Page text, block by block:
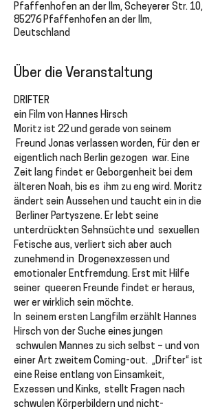
Pfaffenhofen an der Ilm, Scheyerer Str. 10,
85276 Pfaffenhofen an der Ilm,
Deutschland
Über die Veranstaltung
DRIFTER
ein Film von Hannes Hirsch
Moritz ist 22 und gerade von seinem
Freund Jonas verlassen worden, für den er
eigentlich nach Berlin gezogen  war. Eine
Zeit lang findet er Geborgenheit bei dem
älteren Noah, bis es  ihm zu eng wird. Moritz
ändert sein Aussehen und taucht ein in die
Berliner Partyszene. Er lebt seine
unterdrückten Sehnsüchte und  sexuellen
Fetische aus, verliert sich aber auch
zunehmend in  Drogenexzessen und
emotionaler Entfremdung. Erst mit Hilfe
seiner  queeren Freunde findet er heraus,
wer er wirklich sein möchte.
In  seinem ersten Langfilm erzählt Hannes
Hirsch von der Suche eines jungen
schwulen Mannes zu sich selbst – und von
einer Art zweitem Coming-out.  „Drifter“ ist
eine Reise entlang von Einsamkeit,
Exzessen und Kinks,  stellt Fragen nach
schwulen Körperbildern und nicht-